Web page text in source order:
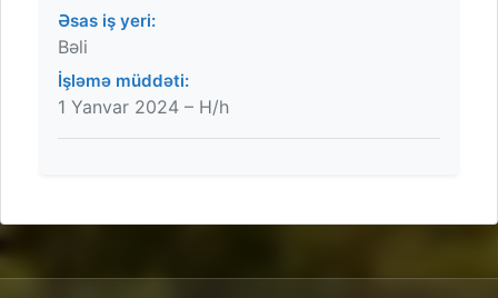
Əsas iş yeri:
Bəli
İşləmə müddəti:
1 Yanvar 2024 – H/h